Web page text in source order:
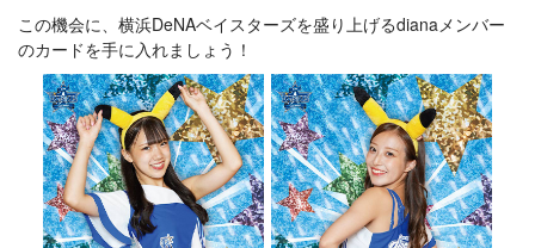
この機会に、横浜DeNAベイスターズを盛り上げるdianaメンバー
のカードを手に入れましょう！